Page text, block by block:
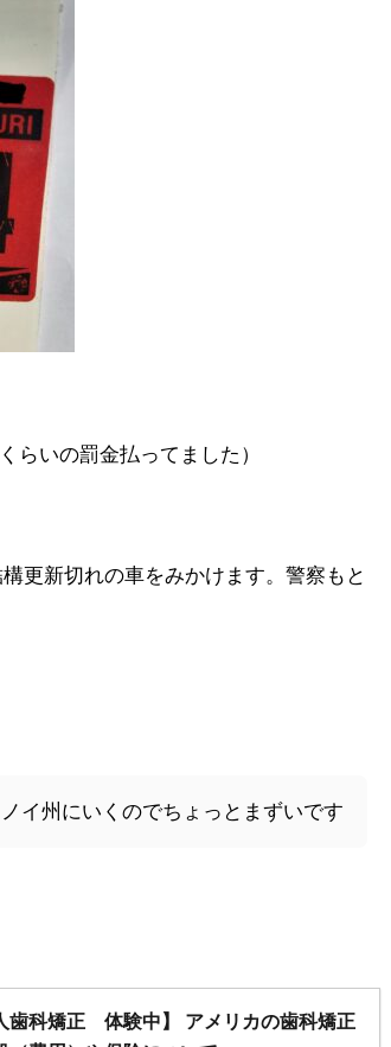
らいの罰金払ってました）
更新切れの車をみかけます。警察もと
イ州にいくのでちょっとまずいです
歯科矯正 体験中】 アメリカの歯科矯正